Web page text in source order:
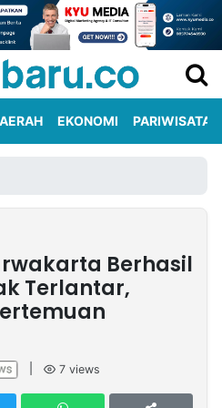
EKONOMI PARIWISATA
Berhasil
Terlantar,
7 views